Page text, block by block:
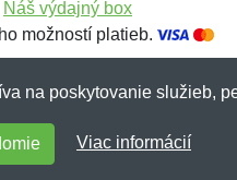
Náš výdajný box
možností platieb.
2026 (19 rokov s vami)
na poskytovanie služieb,
Viac informácií